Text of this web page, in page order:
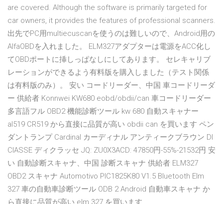
are covered. Although the software is primarily targeted for
car owners, it provides the features of professional scanners.
出先でPC用multiecuscanを使うのは難しいので、Android用の
AlfaOBDを入れました。 ELM327アダプターは電源をACC化し
てOBDポートに挿しっぱなしにしてあります。 セレキャリブ
レーションができるよう有料版を購入しました（テスト関係
は有料版のみ）。 安い コードリーダー、中国 車コードリーダ
ー 供給者 Konnwei KW680 eobd/obdii/can 車コードリーダー
多言語フル OBD2 機能診断ツール kw 680 自動スキャナー
al519 CR519 から直接に品質が高い obdii can を買います ペン
ダントランプ Cardinal カーディナル アンティークブラウン DI
ClASSE ディクラッセ JQ: ZU0X3ACD: 47850円-55%-21532円 安
い 自動診断スキャナ、中国 診断スキャナ 供給者 ELM327
OBD2 スキャナ Automotivo PIC1825K80 V1.5 Bluetooth Elm
327 車の自動車診断ツール ODB 2 Android 自動車スキャナ か